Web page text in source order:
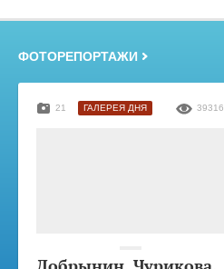
ФОТОРЕПОРТАЖИ
21 ГАЛЕРЕЯ ДНЯ 39316